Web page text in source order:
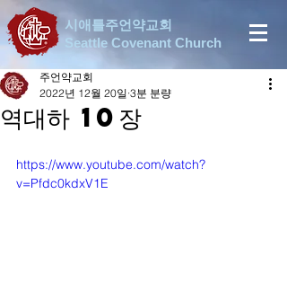
시애틀주언약교회
Seattle Covenant Church
역대하 10장
주언약교회
2022년 12월 20일 3분 분량
https://www.youtube.com/watch?
v=Pfdc0kdxV1E